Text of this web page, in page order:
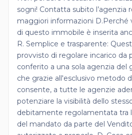
sogni! Contatta subito l’agenzia
maggiori informazioni D.Perché
di questo immobile è inserita
R. Semplice e trasparente:
provvisto di regolare incarico da
conferito a una sola agenzia del
che grazie all'esclusivo metodo
consente, a tutte le agenzie
potenziare la visibilità dello
debitamente regolamentata tra
del mandato da parte del